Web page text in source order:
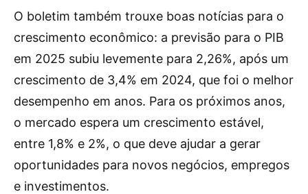
O boletim também trouxe boas notícias para o
crescimento econômico: a previsão para o PIB
em 2025 subiu levemente para 2,26%, após um
crescimento de 3,4% em 2024, que foi o melhor
desempenho em anos. Para os próximos anos,
o mercado espera um crescimento estável,
entre 1,8% e 2%, o que deve ajudar a gerar
oportunidades para novos negócios, empregos
e investimentos.